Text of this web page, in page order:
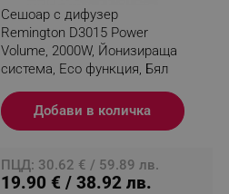
Сешоар с дифузер
Remington D3015 Power
Volume, 2000W, Йонизираща
система, Eco функция, Бял
Добави в количка
ПЦД: 30.62 € / 59.89 лв.
19.90 € / 38.92 лв.